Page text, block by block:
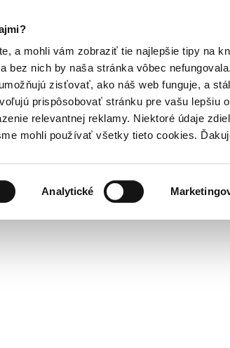
a mohli vám zobraziť tie najlepšie tipy na
bez nich by naša stránka vôbec
zisťovať, ako náš web funguje, a
prispôsobovať stránku pre vašu lepšiu
relevantnej reklamy. Niektoré údaje
mohli používať všetky tieto cookies.
Analytické